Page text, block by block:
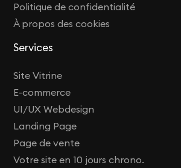
Politique de confidentialité
À propos des cookies
Services
Site Vitrine
E-commerce
UI/UX Webdesign
Landing Page
Page de vente
Votre site en 10 jours chrono.